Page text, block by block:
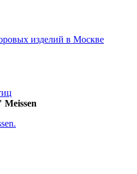
изделий в Москве